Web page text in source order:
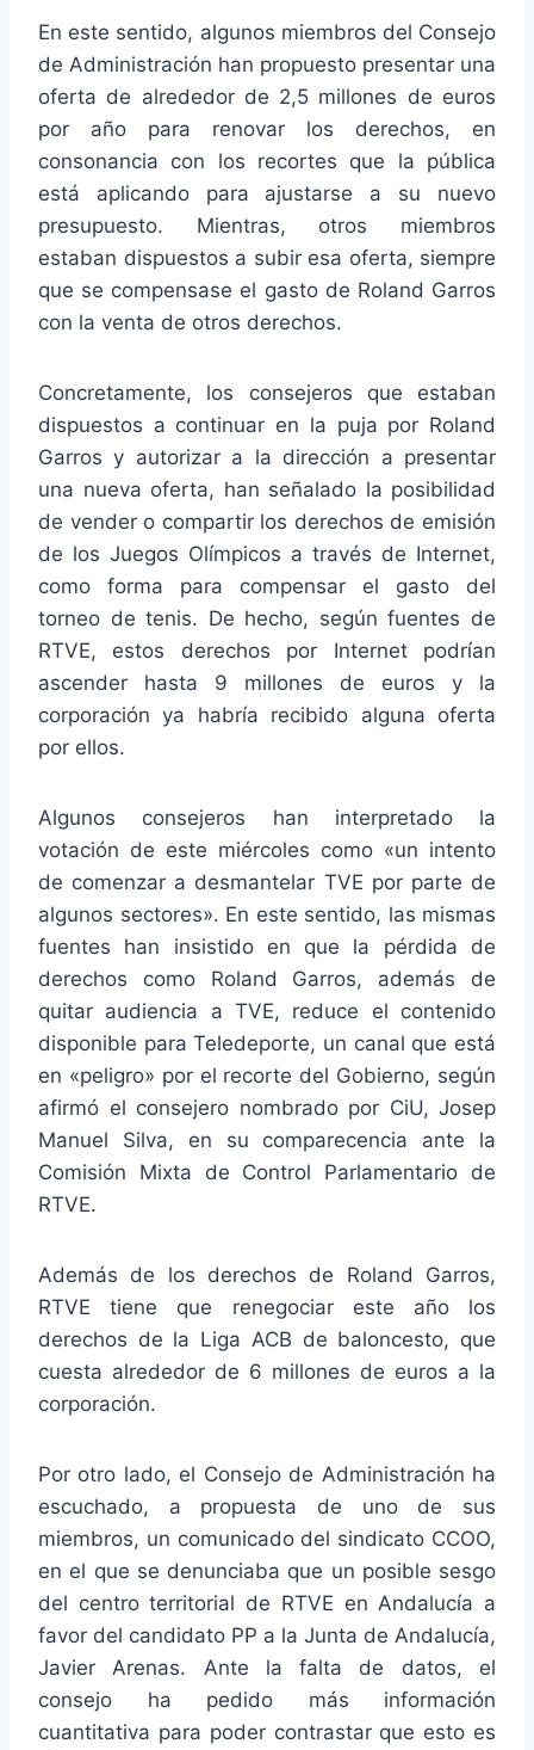
En este sentido, algunos miembros del Consejo
de Administración han propuesto presentar una
oferta de alrededor de 2,5 millones de euros
por año para renovar los derechos, en
consonancia con los recortes que la pública
está aplicando para ajustarse a su nuevo
presupuesto. Mientras, otros miembros
estaban dispuestos a subir esa oferta, siempre
que se compensase el gasto de Roland Garros
con la venta de otros derechos.
Concretamente, los consejeros que estaban
dispuestos a continuar en la puja por Roland
Garros y autorizar a la dirección a presentar
una nueva oferta, han señalado la posibilidad
de vender o compartir los derechos de emisión
de los Juegos Olímpicos a través de Internet,
como forma para compensar el gasto del
torneo de tenis. De hecho, según fuentes de
RTVE, estos derechos por Internet podrían
ascender hasta 9 millones de euros y la
corporación ya habría recibido alguna oferta
por ellos.
Algunos consejeros han interpretado la
votación de este miércoles como «un intento
de comenzar a desmantelar TVE por parte de
algunos sectores». En este sentido, las mismas
fuentes han insistido en que la pérdida de
derechos como Roland Garros, además de
quitar audiencia a TVE, reduce el contenido
disponible para Teledeporte, un canal que está
en «peligro» por el recorte del Gobierno, según
afirmó el consejero nombrado por CiU, Josep
Manuel Silva, en su comparecencia ante la
Comisión Mixta de Control Parlamentario de
RTVE.
Además de los derechos de Roland Garros,
RTVE tiene que renegociar este año los
derechos de la Liga ACB de baloncesto, que
cuesta alrededor de 6 millones de euros a la
corporación.
Por otro lado, el Consejo de Administración ha
escuchado, a propuesta de uno de sus
miembros, un comunicado del sindicato CCOO,
en el que se denunciaba que un posible sesgo
del centro territorial de RTVE en Andalucía a
favor del candidato PP a la Junta de Andalucía,
Javier Arenas. Ante la falta de datos, el
consejo ha pedido más información
cuantitativa para poder contrastar que esto es